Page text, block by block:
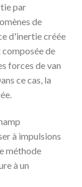
par
de
d'inertie créée
de
forces de van
ce cas, la
à impulsions
méthode
à un